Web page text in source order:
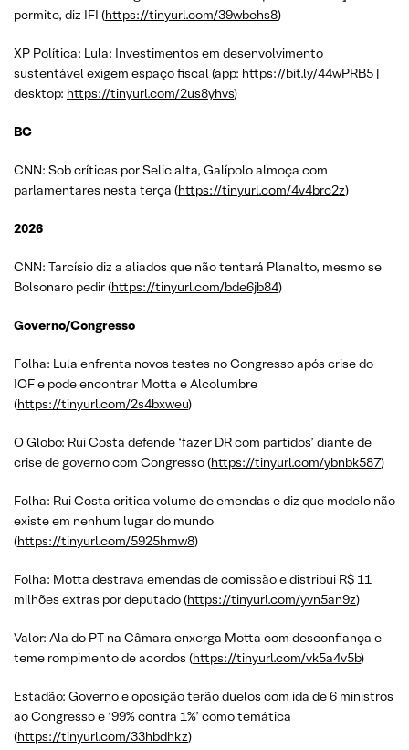
permite, diz IFI (https://tinyurl.com/39wbehs8)
XP Política: Lula: Investimentos em desenvolvimento
sustentável exigem espaço fiscal (app: https://bit.ly/44wPRB5 |
desktop: https://tinyurl.com/2us8yhvs)
BC
CNN: Sob críticas por Selic alta, Galípolo almoça com
parlamentares nesta terça (https://tinyurl.com/4v4brc2z)
2026
CNN: Tarcísio diz a aliados que não tentará Planalto, mesmo se
Bolsonaro pedir (https://tinyurl.com/bde6jb84)
Governo/Congresso
Folha: Lula enfrenta novos testes no Congresso após crise do
IOF e pode encontrar Motta e Alcolumbre
(https://tinyurl.com/2s4bxweu)
O Globo: Rui Costa defende ‘fazer DR com partidos’ diante de
crise de governo com Congresso (https://tinyurl.com/ybnbk587)
Folha: Rui Costa critica volume de emendas e diz que modelo não
existe em nenhum lugar do mundo
(https://tinyurl.com/5925hmw8)
Folha: Motta destrava emendas de comissão e distribui R$ 11
milhões extras por deputado (https://tinyurl.com/yvn5an9z)
Valor: Ala do PT na Câmara enxerga Motta com desconfiança e
teme rompimento de acordos (https://tinyurl.com/vk5a4v5b)
Estadão: Governo e oposição terão duelos com ida de 6 ministros
ao Congresso e ‘99% contra 1%’ como temática
(https://tinyurl.com/33hbdhkz)